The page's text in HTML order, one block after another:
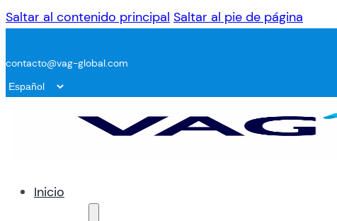
Saltar al contenido principal Saltar al pie de página
contacto@vag-global.com
Inicio